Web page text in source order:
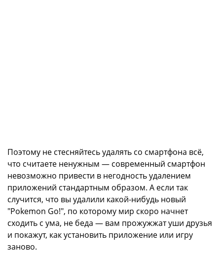
Поэтому не стесняйтесь удалять со смартфона всё,
что считаете ненужным — современный смартфон
невозможно привести в негодность удалением
приложений стандартным образом. А если так
случится, что вы удалили какой-нибудь новый
"Pokemon Go!", по которому мир скоро начнет
сходить с ума, не беда — вам прожужжат уши друзья
и покажут, как установить приложение или игру
заново.